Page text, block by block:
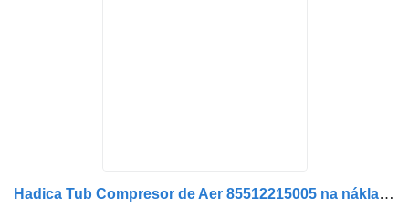
Hadica Tub Compresor de Aer 85512215005 na nákladného auta MAN /8551221-5005